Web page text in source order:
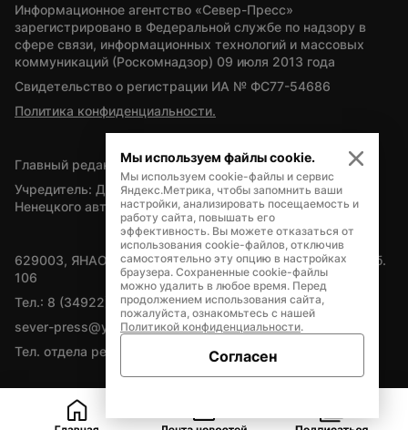
Информационное агентство «Север-Пресс»
зарегистрировано в Федеральной службе по надзору в
сфере связи, информационных технологий и массовых
коммуникаций (Роскомнадзор) 09 июля 2013 года
Свидетельство о регистрации ИА № ФС77-54686
Политика конфиденциальности.
Главный редактор — А.Л. Поздеев
Учредитель: Департамент внутренней политики Ямало-
Ненецкого автономного округа
629003, ЯНАО, Салехард, мкр. Богдана Кнунянца, д.1, каб.
106
Тел.: 8 (34922) 71262
sever-press@yamal-media.ru
Тел. отдела рекламы: 8 (34922) 42728
Мы используем файлы cookie.
Мы используем cookie-файлы и сервис
Яндекс.Метрика, чтобы запомнить ваши
настройки, анализировать посещаемость и
работу сайта, повышать его
эффективность. Вы можете отказаться от
использования cookie-файлов, отключив
самостоятельно эту опцию в настройках
браузера. Сохраненные cookie-файлы
можно удалить в любое время. Перед
продолжением использования сайта,
пожалуйста, ознакомьтесь с нашей
Политикой конфиденциальности.
Согласен